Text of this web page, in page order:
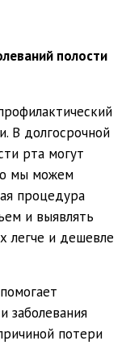
полости
В долгосрочной
рта могут
мы можем
процедура
и выявлять
легче и дешевле
заболевания
потери